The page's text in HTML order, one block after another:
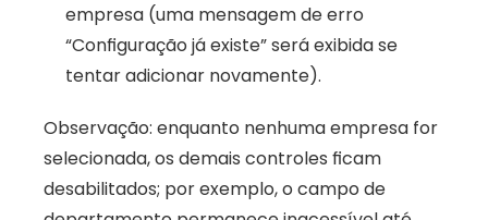
empresa (uma mensagem de erro
“Configuração já existe” será exibida se
tentar adicionar novamente).
Observação: enquanto nenhuma empresa for
selecionada, os demais controles ficam
desabilitados; por exemplo, o campo de